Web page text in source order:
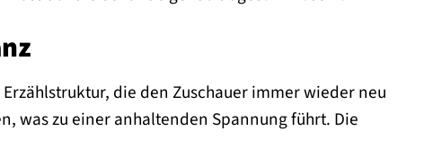
die den Zuschauer immer wieder neu
was zu einer anhaltenden Spannung führt. Die